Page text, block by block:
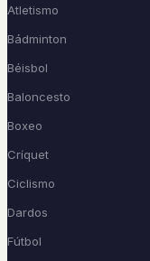
Atletismo
Bádminton
Béisbol
Baloncesto
Boxeo
Críquet
Ciclismo
Dardos
Fútbol